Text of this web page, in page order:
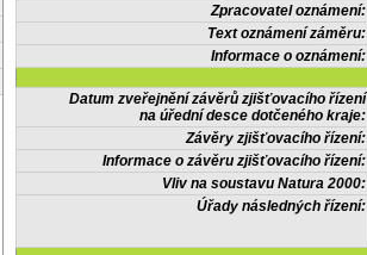
Zpracovatel oznámení:
Text oznámení záměru:
Informace o oznámení:
Datum zveřejnění závěrů zjišťovacího řízení
na úřední desce dotčeného kraje:
Závěry zjišťovacího řízení:
Informace o závěru zjišťovacího řízení:
Vliv na soustavu Natura 2000:
Úřady následných řízení: